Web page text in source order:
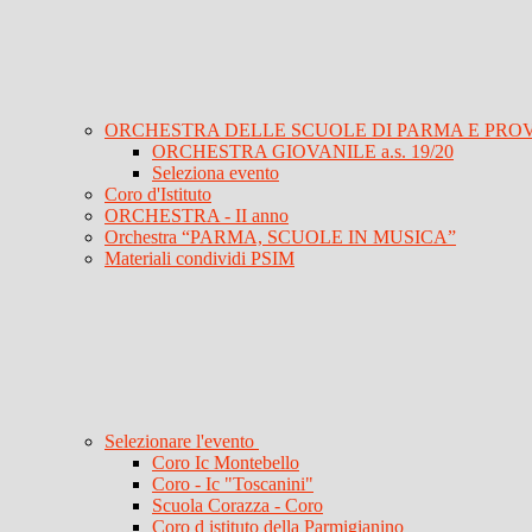
ORCHESTRA DELLE SCUOLE DI PARMA E
ORCHESTRA GIOVANILE a.s. 19/20
Seleziona evento
Coro d'Istituto
ORCHESTRA - II anno
Orchestra “PARMA, SCUOLE IN MUSICA”
Materiali condividi PSIM
Selezionare l'evento
Coro Ic Montebello
Coro - Ic "Toscanini"
Scuola Corazza - Coro
Coro d istituto della Parmigianino